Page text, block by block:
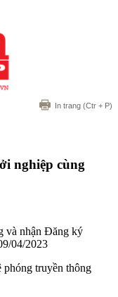
In trang (Ctr + P)
nghiệp cùng
và nhận Đăng ký
04/2023
truyền thông